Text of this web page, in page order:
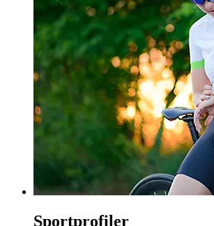
Sportprofiler